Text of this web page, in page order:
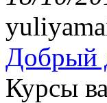
Добрый
Курсы